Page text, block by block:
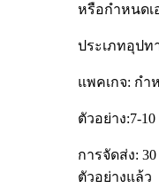
หรือกำหนดเ
ประเภทอุปท
แพคเกจ: กำ
ตัวอย่าง:7-
การจัดส่ง:
ตัวอย่างแล้ว